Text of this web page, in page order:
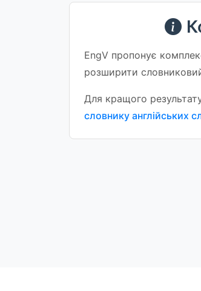
EngV пропонує
розширити
Для кращого
словнику англійських